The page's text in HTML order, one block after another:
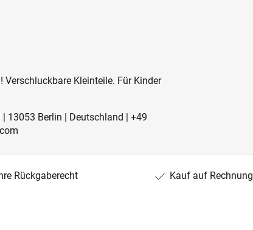
Kleinteile. Für Kinder
13053 Berlin | Deutschland | +49
Rückgaberecht Kauf auf Rechnung